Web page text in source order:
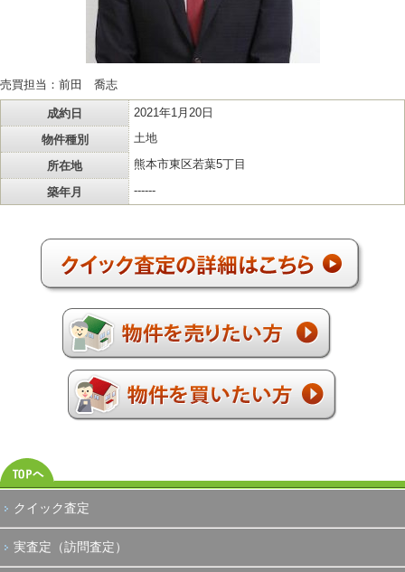
売買担当：前田 喬志
成約日 2021年1月20日
物件種別 土地
所在地 熊本市東区若葉5丁目
築年月 ------
クイック査定
実査定（訪問査定）